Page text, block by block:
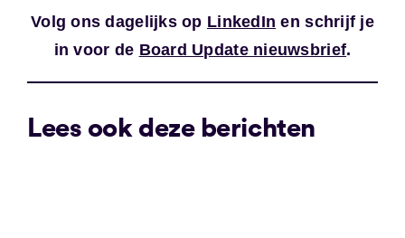
Volg ons dagelijks op LinkedIn en schrijf je
in voor de Board Update nieuwsbrief.
Lees ook deze berichten